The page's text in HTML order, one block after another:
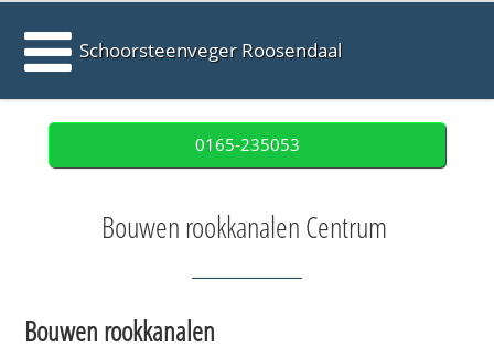
Schoorsteenveger Roosendaal
0165-235053
Bouwen rookkanalen Centrum
Bouwen rookkanalen